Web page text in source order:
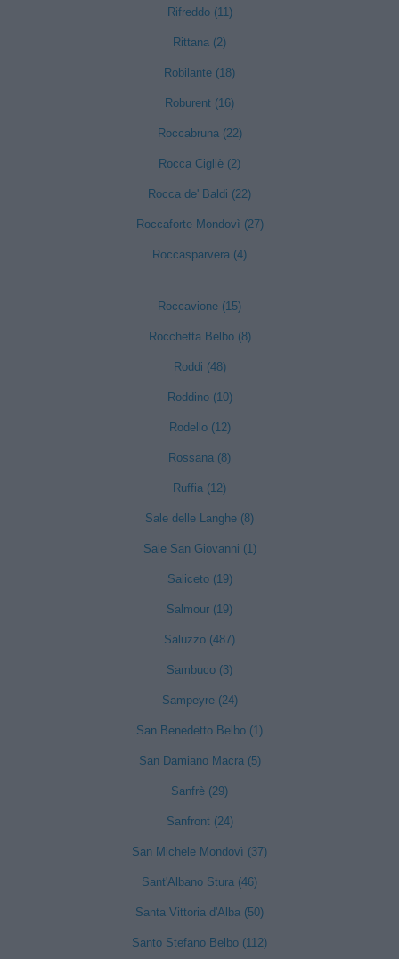
Rifreddo (11)
Rittana (2)
Robilante (18)
Roburent (16)
Roccabruna (22)
Rocca Cigliè (2)
Rocca de' Baldi (22)
Roccaforte Mondovì (27)
Roccasparvera (4)
Roccavione (15)
Rocchetta Belbo (8)
Roddi (48)
Roddino (10)
Rodello (12)
Rossana (8)
Ruffia (12)
Sale delle Langhe (8)
Sale San Giovanni (1)
Saliceto (19)
Salmour (19)
Saluzzo (487)
Sambuco (3)
Sampeyre (24)
San Benedetto Belbo (1)
San Damiano Macra (5)
Sanfrè (29)
Sanfront (24)
San Michele Mondovì (37)
Sant'Albano Stura (46)
Santa Vittoria d'Alba (50)
Santo Stefano Belbo (112)